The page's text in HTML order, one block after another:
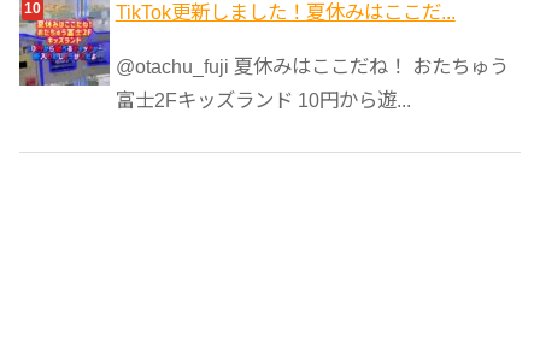
TikTok更新しました！夏休みはここだ...
@otachu_fuji 夏休みはここだね！ おたちゅう
富士2Fキッズランド 10円から遊...